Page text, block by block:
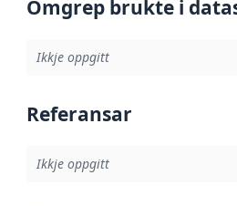
Omgrep brukte i
Ikkje oppgitt
Referansar
Ikkje oppgitt